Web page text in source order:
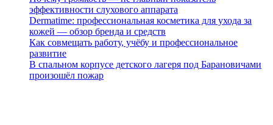
эффективности слухового аппарата
Dermatime: профессиональная косметика для ухода за
кожей — обзор бренда и средств
Как совмещать работу, учёбу и профессиональное
развитие
В спальном корпусе детского лагеря под Барановичами
произошёл пожар